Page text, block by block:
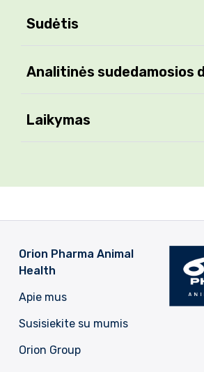
Sudėtis
Analitinės sudedamosios
Laikymas
Orion Pharma Animal
Health
Apie mus
Susisiekite su mumis
Orion Group